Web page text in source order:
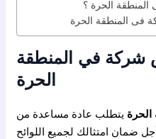
الحرة ؟
فى المنطقة الحرة
في المنطقة
الحرة
يتطلب عادة مساعدة من
ضمان امتثالك لجميع اللوائح